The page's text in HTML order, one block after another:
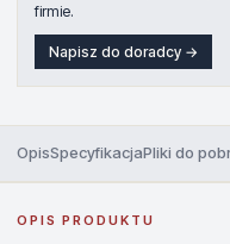
firmie.
Napisz do doradcy →
OpisSpecyfikacjaPliki do
OPIS PRODUKTU